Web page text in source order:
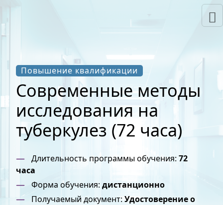
Повышение квалификации
Современные методы
исследования на
туберкулез (72 часа)
Длительность программы обучения: 72
часа
Форма обучения: дистанционно
Получаемый документ:Удостоверение о